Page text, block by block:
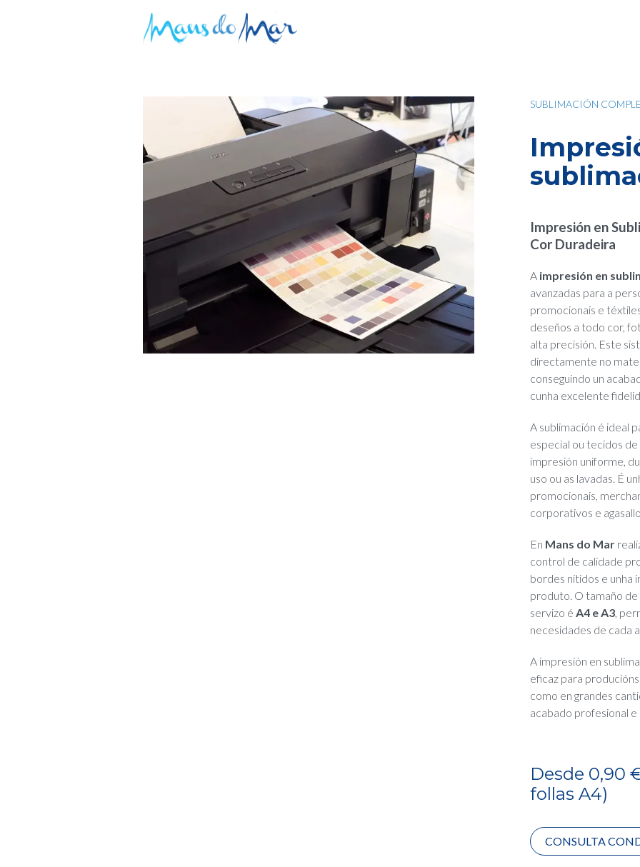
SUBLIMACIÓN
Impresión en
Cor Duradeira
A impresión en
avanzadas para a
promocionais e
deseños a todo cor,
alta precisión. Este
directamente no
conseguindo un
cunha excelente
A sublimación é ideal
especial ou tecidos
impresión uniforme,
uso ou as lavadas. É
promocionais,
corporativos e
En Mans do Mar
control de calidade
bordes nítidos e unha
produto. O tamaño
servizo é A4 e A3,
necesidades de cada
A impresión en
eficaz para
como en grandes
acabado profesional
Desde 0,90
follas A4)
CONSULTA